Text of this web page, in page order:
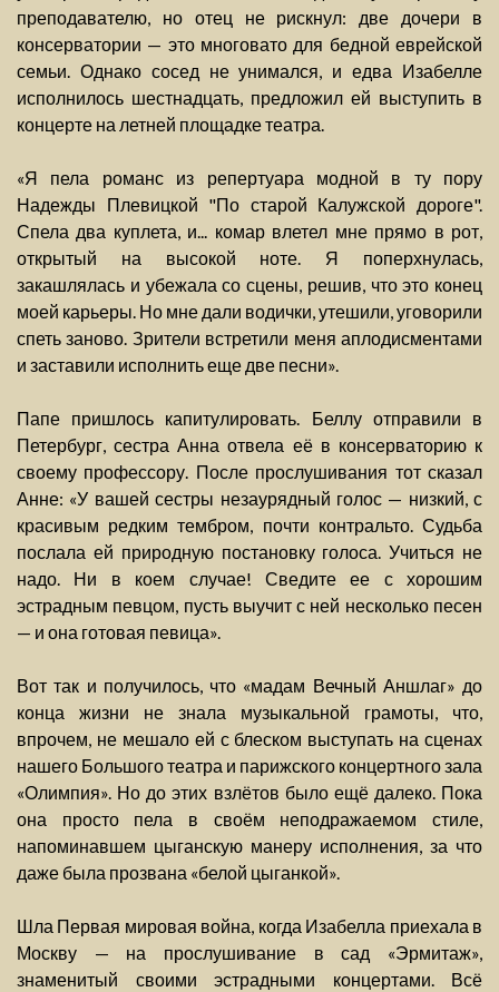
преподавателю, но отец не рискнул: две дочери в
консерватории — это многовато для бедной еврейской
семьи. Однако сосед не унимался, и едва Изабелле
исполнилось шестнадцать, предложил ей выступить в
концерте на летней площадке театра.
«Я пела романс из репертуара модной в ту пору
Надежды Плевицкой "По старой Калужской дороге".
Спела два куплета, и... комар влетел мне прямо в рот,
открытый на высокой ноте. Я поперхнулась,
закашлялась и убежала со сцены, решив, что это конец
моей карьеры. Но мне дали водички, утешили, уговорили
спеть заново. Зрители встретили меня аплодисментами
и заставили исполнить еще две песни».
Папе пришлось капитулировать. Беллу отправили в
Петербург, сестра Анна отвела её в консерваторию к
своему профессору. После прослушивания тот сказал
Анне: «У вашей сестры незаурядный голос — низкий, с
красивым редким тембром, почти контральто. Судьба
послала ей природную постановку голоса. Учиться не
надо. Ни в коем случае! Сведите ее с хорошим
эстрадным певцом, пусть выучит с ней несколько песен
— и она готовая певица».
Вот так и получилось, что «мадам Вечный Аншлаг» до
конца жизни не знала музыкальной грамоты, что,
впрочем, не мешало ей с блеском выступать на сценах
нашего Большого театра и парижского концертного зала
«Олимпия». Но до этих взлётов было ещё далеко. Пока
она просто пела в своём неподражаемом стиле,
напоминавшем цыганскую манеру исполнения, за что
даже была прозвана «белой цыганкой».
Шла Первая мировая война, когда Изабелла приехала в
Москву — на прослушивание в сад «Эрмитаж»,
знаменитый своими эстрадными концертами. Всё